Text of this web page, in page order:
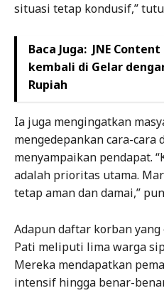
situasi tetap kondusif,”
Baca Juga: JNE
kembali di Gelar
Rupiah
Ia juga mengingatkan
mengedepankan cara-cara
menyampaikan pendapat.
adalah prioritas utama.
tetap aman dan damai,”
Adapun daftar korban yang
Pati meliputi lima warga
Mereka mendapatkan
intensif hingga benar-